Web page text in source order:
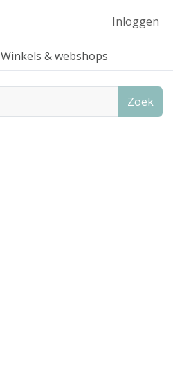
Inloggen
Winkels & webshops
Zoek